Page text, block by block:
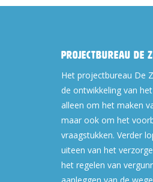
Projectbureau De
Het projectbureau De
de ontwikkeling van
alleen om het maken
maar ook om het
vraagstukken. Verder
uiteen van het
het regelen van